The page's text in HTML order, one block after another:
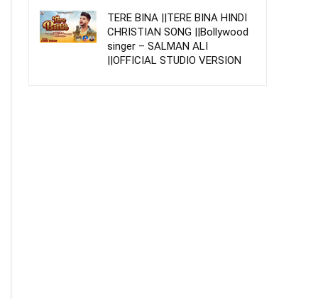
TERE BINA ||TERE BINA HINDI
CHRISTIAN SONG ||Bollywood
singer – SALMAN ALI
||OFFICIAL STUDIO VERSION